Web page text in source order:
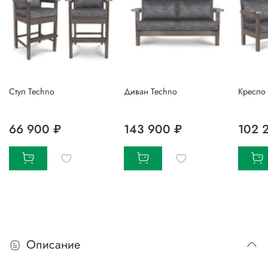
Стул Techno
66 900 ₽
Диван Techno
143 900 ₽
Кресло
102
Описание